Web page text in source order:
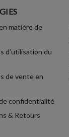
matière de
d'utilisation du
de vente en
confidentialité
& Retours